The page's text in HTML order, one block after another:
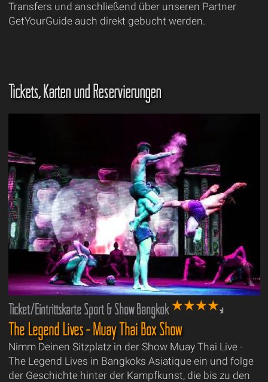
Transfers und anschließend über unseren Partner
GetYourGuide auch direkt gebucht werden.
Tickets, Karten und Reservierungen
Ticket/Eintrittskarte Sport & Show Bangkok
The Legend Lives - Muay Thai Box Show
Nimm Deinen Sitzplatz in der Show Muay Thai Live -
The Legend Lives in Bangkoks Asiatique ein und folge
der Geschichte hinter der Kampfkunst, die bis zu den